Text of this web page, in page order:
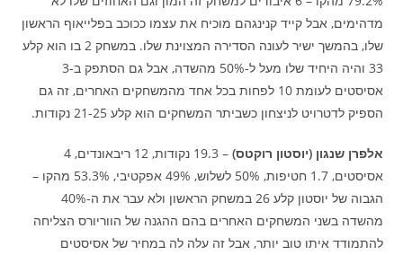
מדהימים, אבל קייד קנינגהם מוכיח את עצמו ככוכב בפלייאוף הראשון
שלו, בהמשך ישיר לעונה הסדירה המצוינת שלו. במשחק 2 בו הוא קלע
33 והיה היחיד שלו מעל ל-50% מהשדה, אבל גם הסתפק ב-3
אסיסטים לעומת 10 לפחות בכל אחד מהמשחקים האחרים, זה גם
הספיק לדטרויט לניצחון כשביתר המשחקים הוא קלע 21-25 נקודות.
אלפרן שנגון (יוסטון רוקטס)
– 19.3 נקודות, 12 ריבאונדים, 4
אסיסטים, 1.7 חטיפות, 50% לשלוש, 49% אפקטיבי, 53.3% מהקו –
הגבוה של יוסטון קלע 26 במשחק הראשון ולא עבר את ה-40%
מהשדה בשני המשחקים האחרים בהם ההגנה של הווריורס הצליחה
להתמודד איתו טוב יותר, אבל זה עלה לה במחיר של אסיסטים